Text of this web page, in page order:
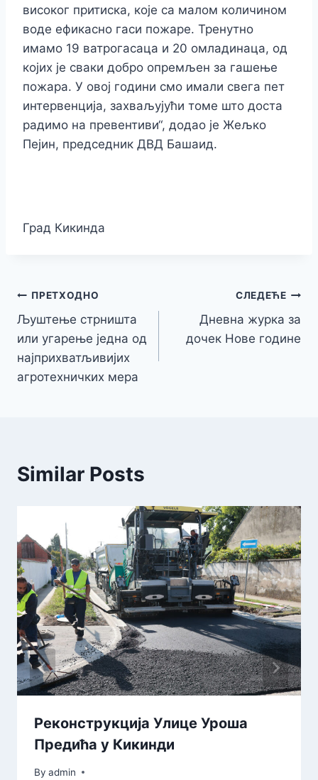
високог притиска, које са малом количином
воде ефикасно гаси пожаре. Тренутно
имамо 19 ватрогасаца и 20 омладинаца, од
којих је сваки добро опремљен за гашење
пожара. У овој години смо имали свега пет
интервенција, захваљујући томе што доста
радимо на превентиви“, додао је Жељко
Пејин, председник ДВД Башаид.
Град Кикинда
Кретање
чланка
ПРЕТХОДНО
Љуштење стрништа
или угарење једна од
најприхватљивијих
агротехничких мера
СЛЕДЕЋЕ
Дневна журка за
дочек Нове године
Similar Posts
Реконструкција Улице Уроша
Предића у Кикинди
By admin